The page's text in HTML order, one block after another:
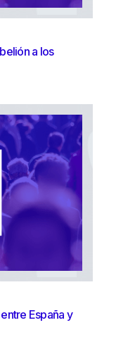
a los
España y